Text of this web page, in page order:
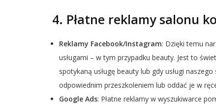
4. Płatne reklamy salonu
Reklamy Facebook/Instagram: Dzięki temu
usługami – w tym przypadku beauty. Jest to
spotykaną usługę beauty lub gdy usługi
odpowiednim przeszkoleniem lub oddać je w
Google Ads: Płatne reklamy w wyszukiwarce